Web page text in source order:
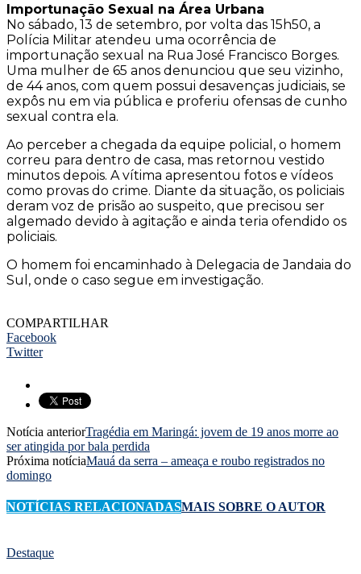
Importunação Sexual na Área Urbana
No sábado, 13 de setembro, por volta das 15h50, a
Polícia Militar atendeu uma ocorrência de
importunação sexual na Rua José Francisco Borges.
Uma mulher de 65 anos denunciou que seu vizinho,
de 44 anos, com quem possui desavenças judiciais, se
expôs nu em via pública e proferiu ofensas de cunho
sexual contra ela.
Ao perceber a chegada da equipe policial, o homem
correu para dentro de casa, mas retornou vestido
minutos depois. A vítima apresentou fotos e vídeos
como provas do crime. Diante da situação, os policiais
deram voz de prisão ao suspeito, que precisou ser
algemado devido à agitação e ainda teria ofendido os
policiais.
O homem foi encaminhado à Delegacia de Jandaia do
Sul, onde o caso segue em investigação.
COMPARTILHAR
Facebook
Twitter
Notícia anteriorTragédia em Maringá: jovem de 19 anos morre ao
ser atingida por bala perdida
Próxima notíciaMauá da serra – ameaça e roubo registrados no
domingo
NOTÍCIAS RELACIONADASMAIS SOBRE O AUTOR
Destaque